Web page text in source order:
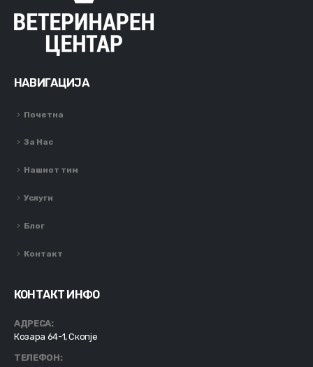
НАВИГАЦИЈА
Почетна
За Нас
Нашиот тим
Услуги
Блог
Контакт
КОНТАКТ ИНФО
АДРЕСА:
Козара 64-1, Скопје
ТЕЛЕФОН: